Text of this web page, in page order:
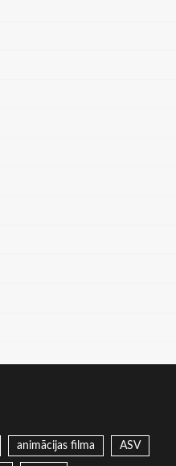
animācijas filma ASV